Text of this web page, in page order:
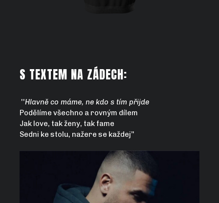
S TEXTEM NA ZÁDECH:
''Hlavně co máme, ne kdo s tím přijde
Podělíme všechno a rovným dílem
Jak love, tak ženy, tak fame
Sedni ke stolu, nažere se každej’'